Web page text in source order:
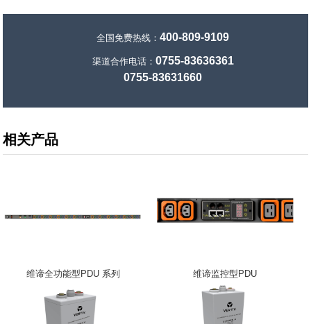
全国免费热线：400-809-9109
渠道合作电话： 0755-83636361
0755-83631660
相关产品
维谛全功能型PDU 系列 维谛监控型PDU